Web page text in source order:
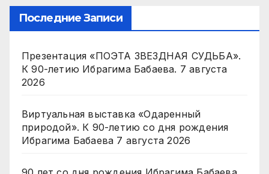
Последние Записи
Презентация «ПОЭТА ЗВЕЗДНАЯ СУДЬБА».
К 90-летию Ибрагима Бабаева. 7 августа
2026
Виртуальная выставка «Одаренный
природой». К 90-летию со дня рождения
Ибрагима Бабаева 7 августа 2026